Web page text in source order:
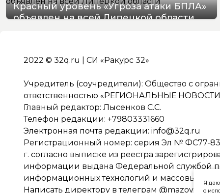
Красный уровень «Угроза атаки БПЛА»
объявлен на всей Липецкой области
2022 © 32q.ru | СИ «Ракурс 32»
Учредитель (соучредители): Общество с
ответственностью «РЕГИОНАЛЬНЫЕ НОВОСТИ»
Главный редактор: Лысенков С.С.
Телефон редакции: +79803331660
Электронная почта редакции: info@32q.ru
Регистрационный номер: серия Эл № ФС77-
г. согласно выписке из реестра
информации выдана Федеральной службой
информационных технологий и массовых
Написать директору в телеграм @mazov
Я даю
с